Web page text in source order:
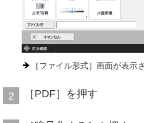
［ファイル形式］画面が表示
2 ［PDF］を押す